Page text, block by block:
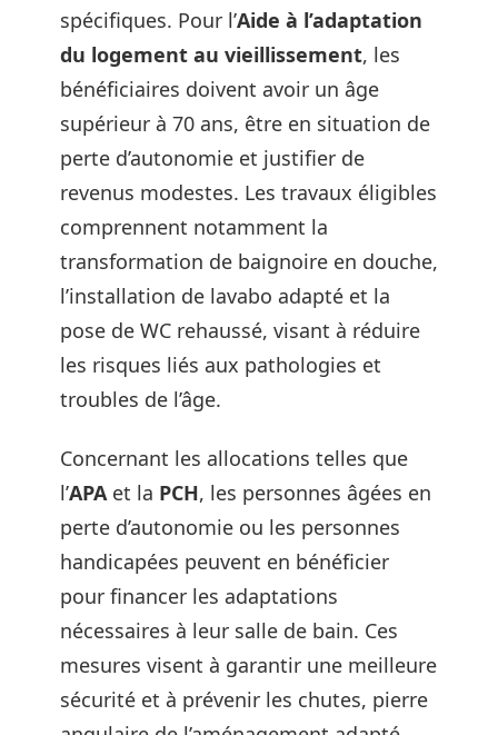
spécifiques. Pour l’Aide à l’adaptation
du logement au vieillissement, les
bénéficiaires doivent avoir un âge
supérieur à 70 ans, être en situation de
perte d’autonomie et justifier de
revenus modestes. Les travaux éligibles
comprennent notamment la
transformation de baignoire en douche,
l’installation de lavabo adapté et la
pose de WC rehaussé, visant à réduire
les risques liés aux pathologies et
troubles de l’âge.
Concernant les allocations telles que
l’APAet la PCH, les personnes âgées en
perte d’autonomie ou les personnes
handicapées peuvent en bénéficier
pour financer les adaptations
nécessaires à leur salle de bain. Ces
mesures visent à garantir une meilleure
sécurité et à prévenir les chutes, pierre